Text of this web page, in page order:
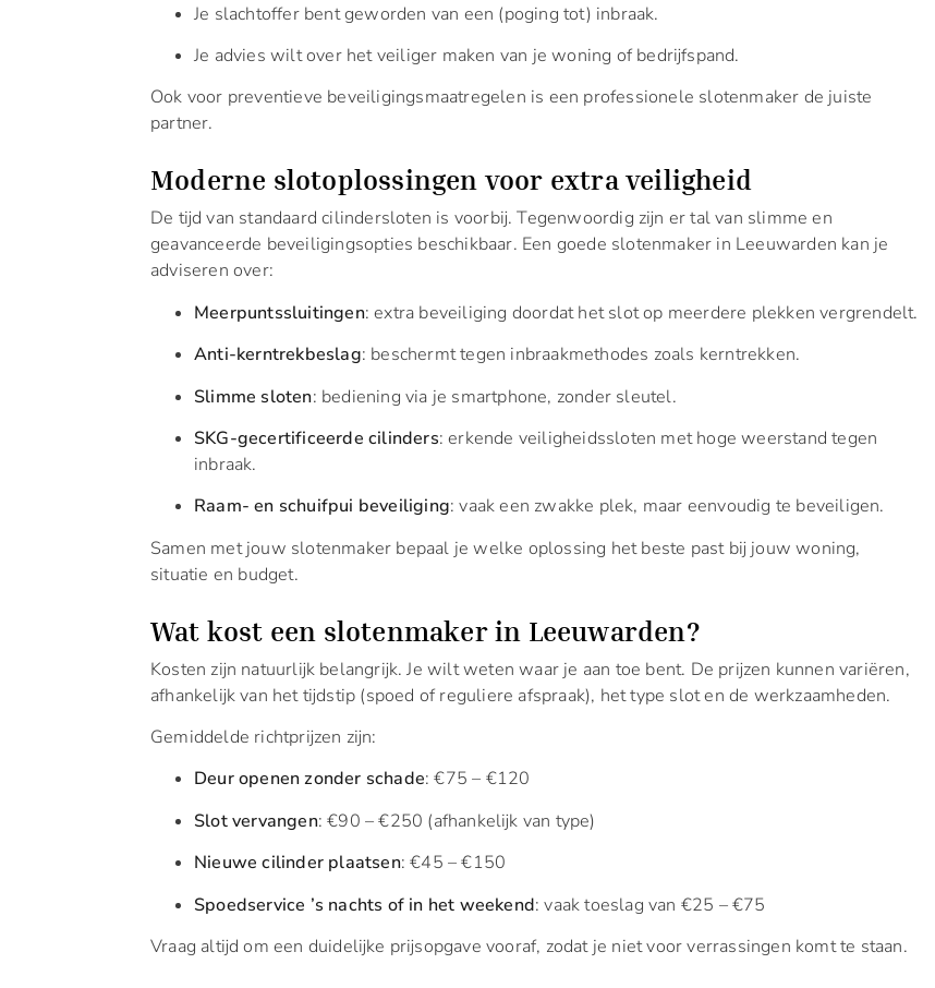
Je slachtoffer bent geworden van een (poging tot) inbraak.
Je advies wilt over het veiliger maken van je woning of bedrijfspand.
Ook voor preventieve beveiligingsmaatregelen is een professionele slotenmaker de juiste
partner.
Moderne slotoplossingen voor extra veiligheid
De tijd van standaard cilindersloten is voorbij. Tegenwoordig zijn er tal van slimme en
geavanceerde beveiligingsopties beschikbaar. Een goede slotenmaker in Leeuwarden kan je
adviseren over:
Meerpuntssluitingen: extra beveiliging doordat het slot op meerdere plekken vergrendelt.
Anti-kerntrekbeslag: beschermt tegen inbraakmethodes zoals kerntrekken.
Slimme sloten: bediening via je smartphone, zonder sleutel.
SKG-gecertificeerde cilinders: erkende veiligheidssloten met hoge weerstand tegen
inbraak.
Raam- en schuifpui beveiliging: vaak een zwakke plek, maar eenvoudig te beveiligen.
Samen met jouw slotenmaker bepaal je welke oplossing het beste past bij jouw woning,
situatie en budget.
Wat kost een slotenmaker in Leeuwarden?
Kosten zijn natuurlijk belangrijk. Je wilt weten waar je aan toe bent. De prijzen kunnen variëren,
afhankelijk van het tijdstip (spoed of reguliere afspraak), het type slot en de werkzaamheden.
Gemiddelde richtprijzen zijn:
Deur openen zonder schade: €75 – €120
Slot vervangen: €90 – €250 (afhankelijk van type)
Nieuwe cilinder plaatsen: €45 – €150
Spoedservice ’s nachts of in het weekend: vaak toeslag van €25 – €75
Vraag altijd om een duidelijke prijsopgave vooraf, zodat je niet voor verrassingen komt te staan.